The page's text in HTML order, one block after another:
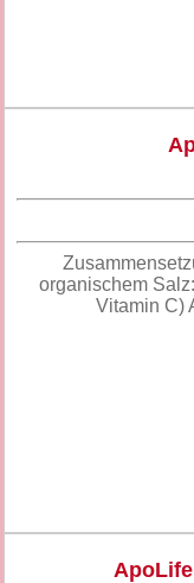
organischem
Vitamin C)